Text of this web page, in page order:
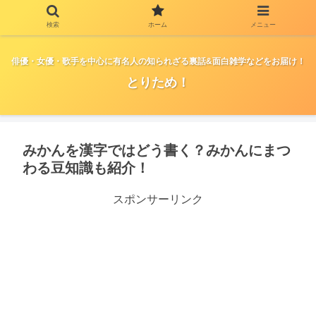
俳優・女優・歌手を中心に有名人の知られざる裏話&面白雑学などをお届け！
とりため！
みかんを漢字ではどう書く？みかんにまつ
わる豆知識も紹介！
スポンサーリンク
検索 ホーム メニュー